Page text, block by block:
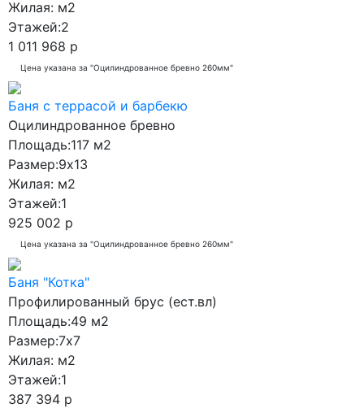
Жилая: м2
Этажей:2
1 011 968 р
Цена указана за "Оцилиндрованное бревно 260мм"
Баня с террасой и барбекю
Оцилиндрованное бревно
Площадь:117 м2
Размер:9x13
Жилая: м2
Этажей:1
925 002 р
Цена указана за "Оцилиндрованное бревно 260мм"
Баня "Котка"
Профилированный брус (ест.вл)
Площадь:49 м2
Размер:7x7
Жилая: м2
Этажей:1
387 394 р